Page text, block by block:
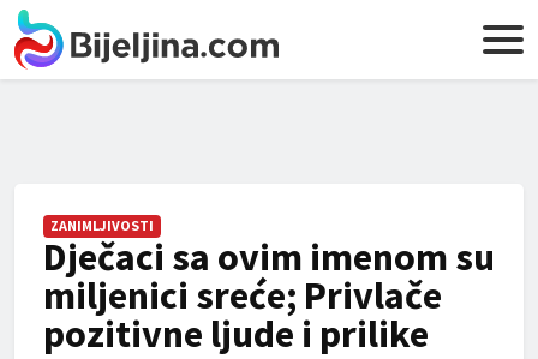
ZANIMLJIVOSTI
Dječaci sa ovim imenom su
miljenici sreće; Privlače
pozitivne ljude i prilike